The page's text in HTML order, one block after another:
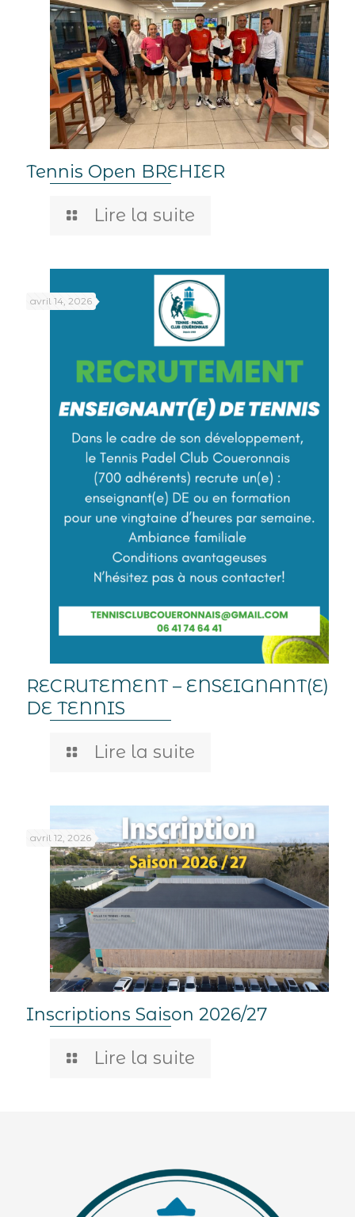
Tennis Open BREHIER
Lire la suite
avril 14, 2026
RECRUTEMENT – ENSEIGNANT(E)
DE TENNIS
Lire la suite
avril 12, 2026
Inscriptions Saison 2026/27
Lire la suite